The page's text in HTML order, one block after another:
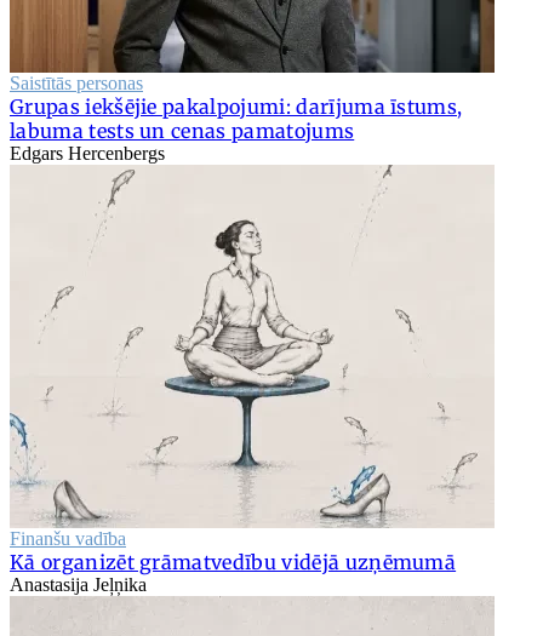
Saistītās personas
Grupas iekšējie pakalpojumi: darījuma īstums,
labuma tests un cenas pamatojums
Edgars Hercenbergs
Finanšu vadība
Kā organizēt grāmatvedību vidējā uzņēmumā
Anastasija Jeļņika